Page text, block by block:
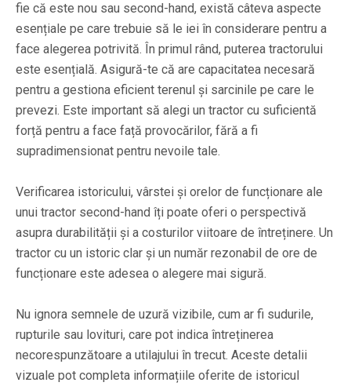
fie că este nou sau second-hand, există câteva aspecte
esențiale pe care trebuie să le iei în considerare pentru a
face alegerea potrivită. În primul rând, puterea tractorului
este esențială. Asigură-te că are capacitatea necesară
pentru a gestiona eficient terenul și sarcinile pe care le
prevezi. Este important să alegi un tractor cu suficientă
forță pentru a face față provocărilor, fără a fi
supradimensionat pentru nevoile tale.
Verificarea istoricului, vârstei și orelor de funcționare ale
unui tractor second-hand îți poate oferi o perspectivă
asupra durabilității și a costurilor viitoare de întreținere. Un
tractor cu un istoric clar și un număr rezonabil de ore de
funcționare este adesea o alegere mai sigură.
Nu ignora semnele de uzură vizibile, cum ar fi sudurile,
rupturile sau lovituri, care pot indica întreținerea
necorespunzătoare a utilajului în trecut. Aceste detalii
vizuale pot completa informațiile oferite de istoricul